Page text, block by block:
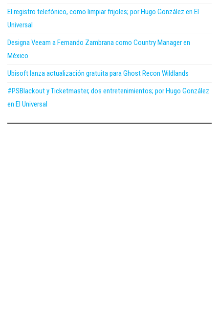
El registro telefónico, como limpiar frijoles; por Hugo González en El
Universal
Designa Veeam a Fernando Zambrana como Country Manager en
México
Ubisoft lanza actualización gratuita para Ghost Recon Wildlands
#PSBlackout y Ticketmaster, dos entretenimientos; por Hugo González
en El Universal